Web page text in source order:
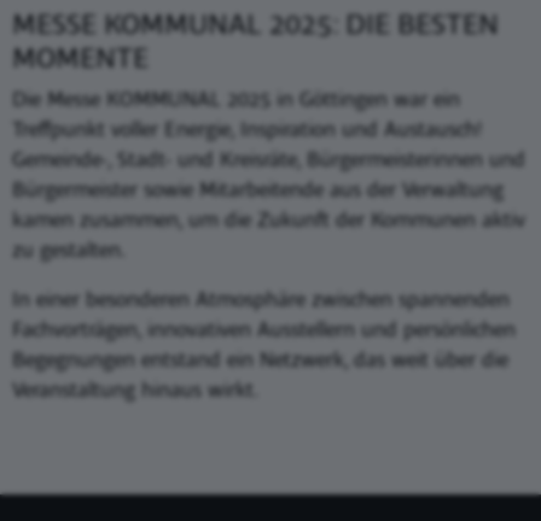
MESSE KOMMUNAL 2025: DIE BESTEN
MOMENTE
Die Messe KOMMUNAL 2025 in Göttingen war ein
Treffpunkt voller Energie, Inspiration und Austausch!
Gemeinde-, Stadt- und Kreisräte, Bürgermeisterinnen und
Bürgermeister sowie Mitarbeitende aus der Verwaltung
kamen zusammen, um die Zukunft der Kommunen aktiv
zu gestalten.
In einer besonderen Atmosphäre zwischen spannenden
Fachvorträgen, innovativen Ausstellern und persönlichen
Begegnungen entstand ein Netzwerk, das weit über die
Veranstaltung hinaus wirkt.